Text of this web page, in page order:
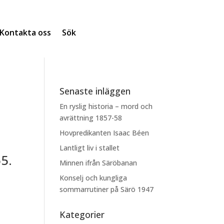
oss Sök
Senaste inläggen
En ryslig historia – mord och
avrättning 1857-58
Hovpredikanten Isaac Béen
Lantligt liv i stallet
Minnen ifrån Säröbanan
Konselj och kungliga
sommarrutiner på Särö 1947
Kategorier